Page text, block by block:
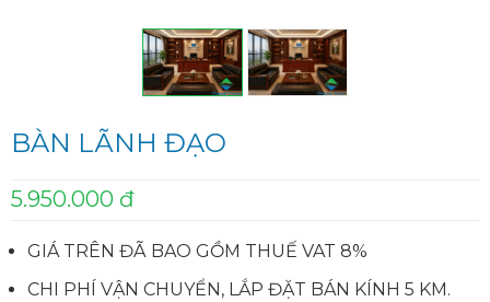
BÀN LÃNH ĐẠO
5.950.000 đ
GIÁ TRÊN ĐÃ BAO GỒM THUẾ VAT 8%
CHI PHÍ VẬN CHUYỂN, LẮP ĐẶT BÁN KÍNH 5 KM.